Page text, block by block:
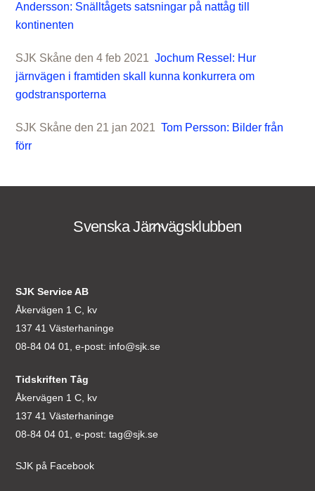
Andersson: Snälltågets satsningar på nattåg till
kontinenten
SJK Skåne den 4 feb 2021Jochum Ressel: Hur
järnvägen i framtiden skall kunna konkurrera om
godstransporterna
SJK Skåne den 21 jan 2021Tom Persson: Bilder från
förr
Back
Svenska Järnvägsklubben
SJK Service AB
Åkervägen 1 C, kv
137 41 Västerhaninge
08-84 04 01, e-post: info@sjk.se
Tidskriften Tåg
Åkervägen 1 C, kv
137 41 Västerhaninge
08-84 04 01, e-post:tag@sjk.se
SJK på Facebook